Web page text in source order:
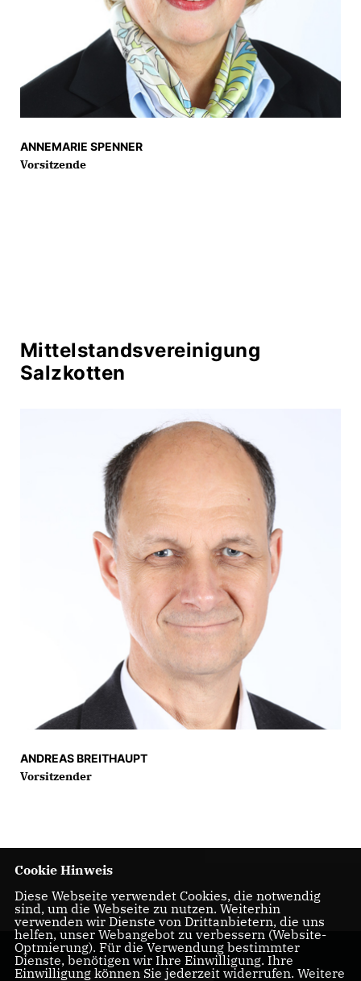
ANNEMARIE SPENNER
Vorsitzende
Mittelstandsvereinigung
Salzkotten
ANDREAS BREITHAUPT
Vorsitzender
Cookie Hinweis
Diese Webseite verwendet Cookies, die notwendig
sind, um die Webseite zu nutzen. Weiterhin
verwenden wir Dienste von Drittanbietern, die uns
helfen, unser Webangebot zu verbessern (Website-
Optmierung). Für die Verwendung bestimmter
Dienste, benötigen wir Ihre Einwilligung. Ihre
Einwilligung können Sie jederzeit widerrufen. Weitere